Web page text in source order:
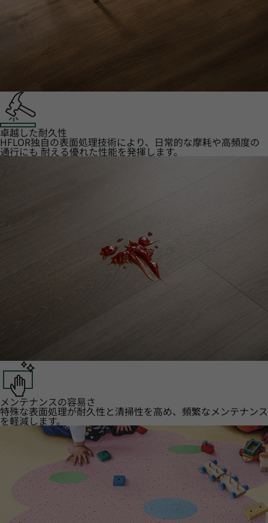
卓越した耐久性
HFLOR独自の表面処理技術により、日常的な摩耗や高頻度の
通行にも 耐える優れた性能を発揮します。
メンテナンスの容易さ
特殊な表面処理が耐久性と清掃性を高め、頻繁なメンテナンス
を軽減します。